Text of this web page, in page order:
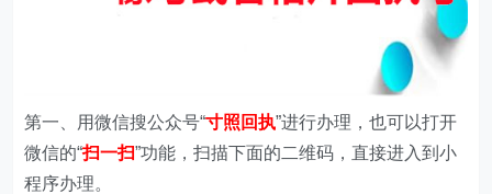
第一、 用微信搜公众号“寸照回执”进行办理，也可以打开
微信的“扫一扫”功能，扫描下面的二维码，直接进入到小
程序办理。